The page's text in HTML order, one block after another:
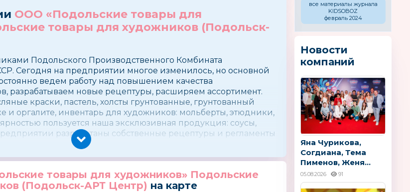
ООО «Подольские товары для
товары для художников (Подольск-
Подольского Производственного Комбината
Cегодня на предприятии многое изменилось, но основной
ведем работу над повышением качества
разрабатываем новые рецептуры, расширяем ассортимент.
краски, пастель, холсты грунтованные, грунтованный
и оргалите, инвентарь для художников: мольберты, этюдники,
пользуется наша эксклюзивная продукция: соусы,
разработаны собственные рецептуры и регламенты
товары для художников» Подольские
(Подольск-АРТ Центр) на карте
все материалы журнала
KIDSOBOZ
февраль 2024
Новости
компаний
Яна Чурикова,
Согдиана, Тема
Пименов, Женя...
05.08.2026 91